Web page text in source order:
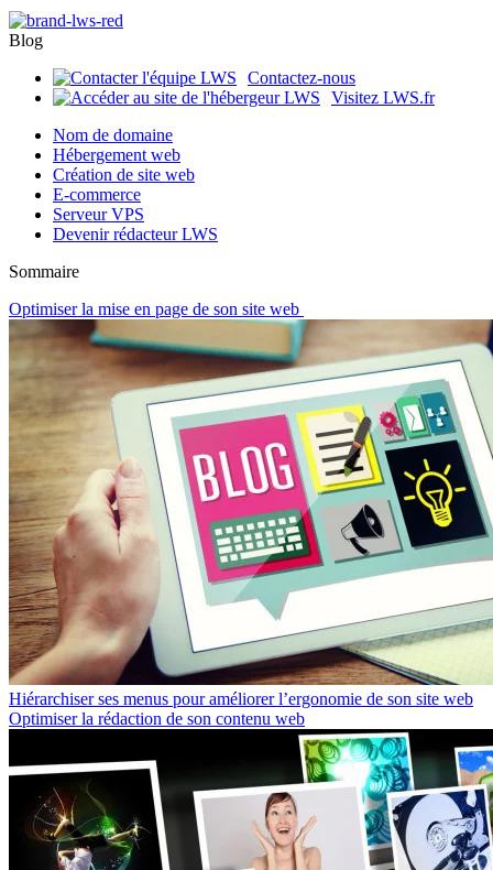
Blog
Contactez-nous
Visitez LWS.fr
Nom de domaine
Hébergement web
Création de site web
E-commerce
Serveur VPS
Devenir rédacteur LWS
Sommaire
Optimiser la mise en page de son site web
Hiérarchiser ses menus pour améliorer l’ergonomie de son site web
Optimiser la rédaction de son contenu web